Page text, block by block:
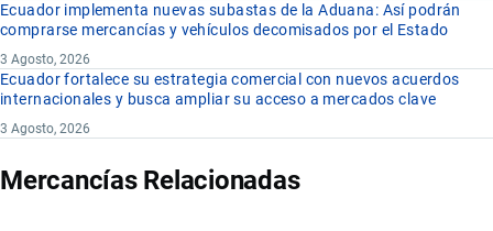
Ecuador implementa nuevas subastas de la Aduana: Así podrán
comprarse mercancías y vehículos decomisados por el Estado
3 Agosto, 2026
Ecuador fortalece su estrategia comercial con nuevos acuerdos
internacionales y busca ampliar su acceso a mercados clave
3 Agosto, 2026
Mercancías Relacionadas